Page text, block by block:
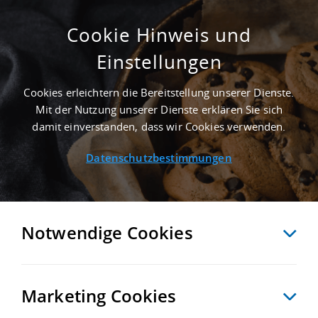
GEPFLEGT - 25.000 M² INDUSTRIEIMMOBILIE
IN BRIESELANG AN DER AUTOBAHN A 10 -
LANDKREIS HAVELLAND
Startseite/ Immobiliensuche/ Detailansicht
ZURÜCK MERKEN VERGLEICHEN EXPORT PDF
Cookie Hinweis und
Einstellungen
Cookies erleichtern die Bereitstellung unserer Dienste.
Mit der Nutzung unserer Dienste erklären Sie sich
damit einverstanden, dass wir Cookies verwenden.
Datenschutzbestimmungen
Notwendige Cookies
Marketing Cookies